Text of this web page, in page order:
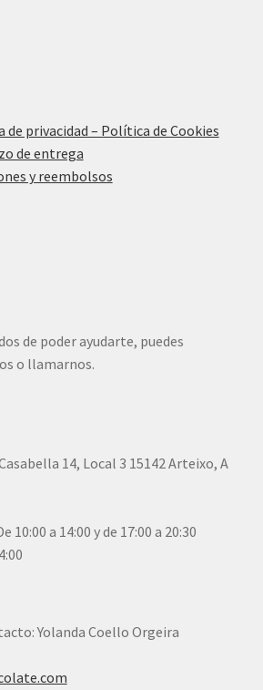
privacidad – Política de Cookies
de entrega
y reembolsos
de poder ayudarte, puedes
o llamarnos.
14, Local 3 15142 Arteixo, A
10:00 a 14:00 y de 17:00 a 20:30
Yolanda Coello Orgeira